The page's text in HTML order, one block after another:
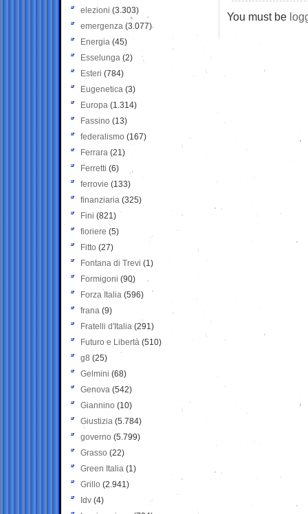
You must be
elezioni (3.303)
emergenza (3.077)
Energia (45)
Esselunga (2)
Esteri (784)
Eugenetica (3)
Europa (1.314)
Fassino (13)
federalismo (167)
Ferrara (21)
Ferretti (6)
ferrovie (133)
finanziaria (325)
Fini (821)
fioriere (5)
Fitto (27)
Fontana di Trevi (1)
Formigoni (90)
Forza Italia (596)
frana (9)
Fratelli d'Italia (291)
Futuro e Libertà (510)
g8 (25)
Gelmini (68)
Genova (542)
Giannino (10)
Giustizia (5.784)
governo (5.799)
Grasso (22)
Green Italia (1)
Grillo (2.941)
Idv (4)